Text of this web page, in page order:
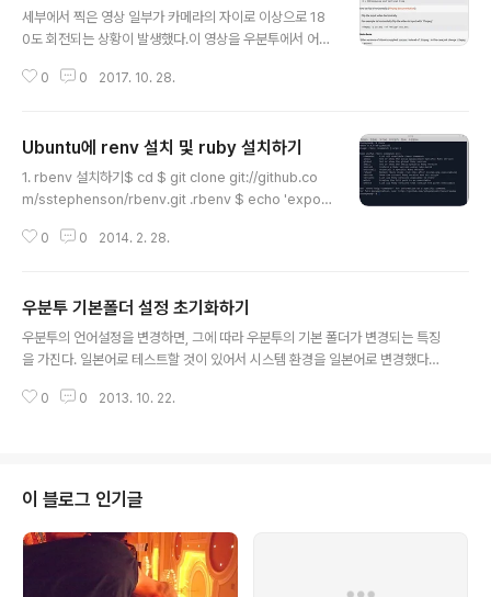
세부에서 찍은 영상 일부가 카메라의 자이로 이상으로 18
0도 회전되는 상황이 발생했다.이 영상을 우분투에서 어떻
kubuntu.com/questions/83711/how-can-i-rotat
정상적인 컨버팅이 되지 않는다. [aac @ 0x1993ba0]
The encoder 'aac' is experimental but experim
ental codecs are not enabled, add '-strict -2' if
션을 주면 ..
0 0 2017. 10. 28.
Ubuntu에 renv 설치 및 ruby 설치하기
1. rbenv 설치하기$ cd $ git clone git://github.co
m/sstephenson/rbenv.git .rbenv $ echo 'export
$ echo 'eval "$(rbenv init -)"' >> ~/.bashrc $ git
rc 2. rbenv 설치확인$ rbenv 3. ruby 설치rbenv ins
tall rbenv local //전역적으로 실행되길 바란다면 //renv
global rbenv rehash 버전확인: Ruby Do..
0 0 2014. 2. 28.
우분투 기본폴더 설정 초기화하기
우분투의 언어설정을 변경하면, 그에 따라 우분투의 기본 폴더가 변경되는 특징
을 가진다. 일본어로 테스트할 것이 있어서 시스템 환경을 일본어로 변경했다가
검색하다가 발견했다.출처 : Re: How to restore default folder icon순서
0 0 2013. 10. 22.
이 블로그 인기글